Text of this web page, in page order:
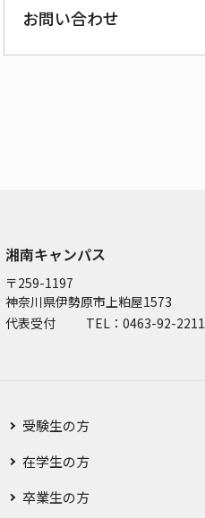
お問い合わせ
湘南キャンパス
〒259-1197
神奈川県伊勢原市上粕屋1573
代表受付
TEL：0463-92-2211
受験生の方
在学生の方
卒業生の方